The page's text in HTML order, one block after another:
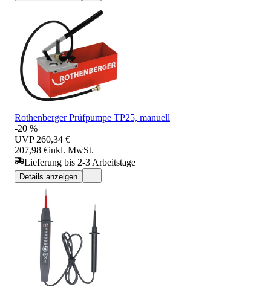
Rothenberger Prüfpumpe TP25, manuell
-20 %
UVP 260,34 €
207,98 €inkl. MwSt.
Lieferung bis 2-3 Arbeitstage
Details anzeigen